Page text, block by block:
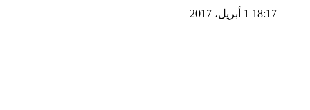
18:17 1 أبريل، 2017